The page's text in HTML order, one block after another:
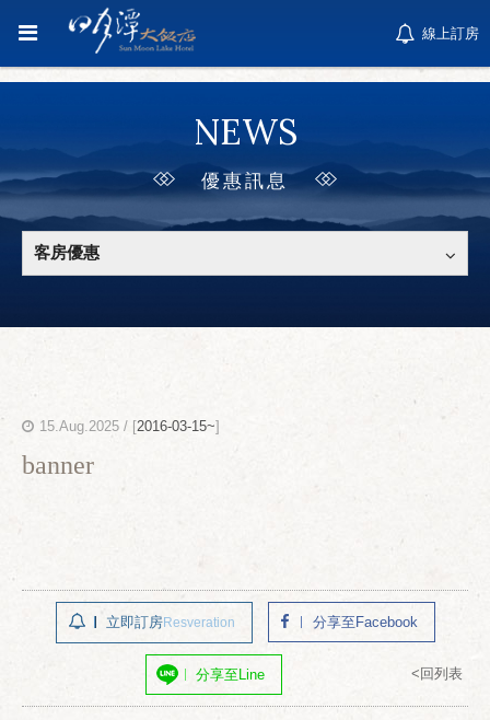
線上訂房
NEWS
優惠訊息
客房優惠
15.Aug.2025 / [2016-03-15~]
banner
立即訂房Resveration 分享至Facebook
分享至Line <回列表